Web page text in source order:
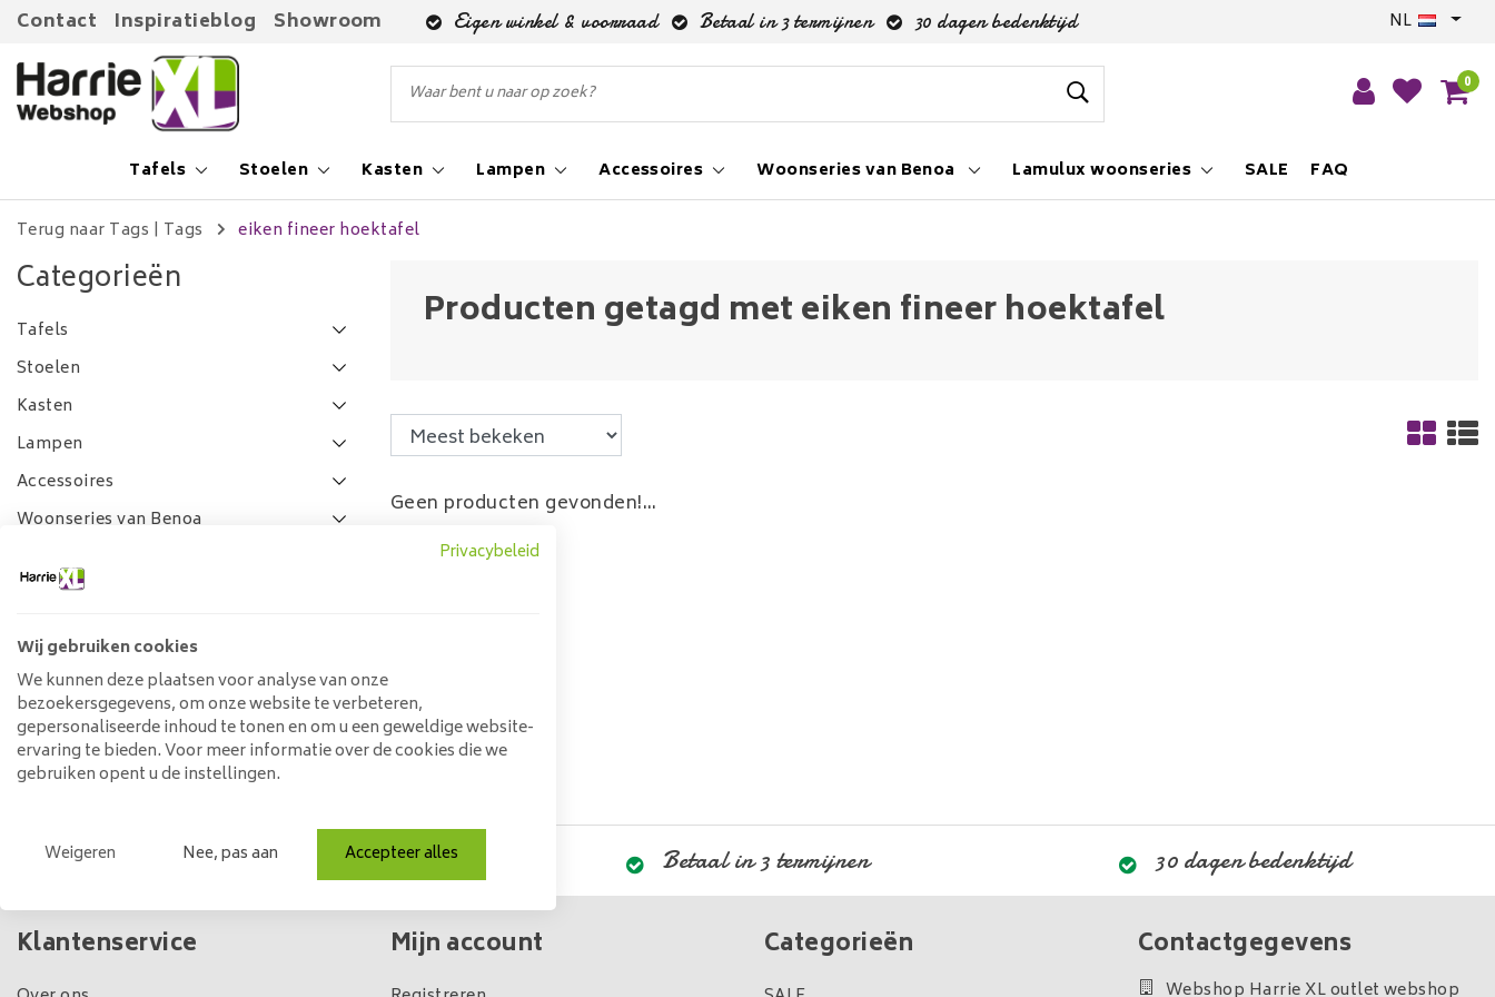
Contact Inspiratieblog Showroom Eigen winkel & voorraad Betaal in 3 termijnen 30 dagen bedenktijd NL
0
Tafels Stoelen Kasten Lampen Accessoires Woonseries van Benoa Lamulux woonseries SALE FAQ
Terug naar Tags | Tags eiken fineer hoektafel
Categorieën
Tafels
Stoelen
Kasten
Lampen
Accessoires
Woonseries van Benoa
FAQ
Prijs
Min: €0 Max: €5
Producten getagd met eiken fineer hoektafel
Geen producten gevonden!...
Eigen winkel & voorraad Betaal in 3 termijnen 30 dagen bedenktijd
Klantenservice Mijn account Categorieën Contactgegevens
Webshop Harrie XL outlet webshop
Privacybeleid
Wij gebruiken cookies
We kunnen deze plaatsen voor analyse van onze
bezoekersgegevens, om onze website te verbeteren,
gepersonaliseerde inhoud te tonen en om u een geweldige website-
ervaring te bieden. Voor meer informatie over de cookies die we
gebruiken opent u de instellingen.
Weigeren Nee, pas aan Accepteer alles